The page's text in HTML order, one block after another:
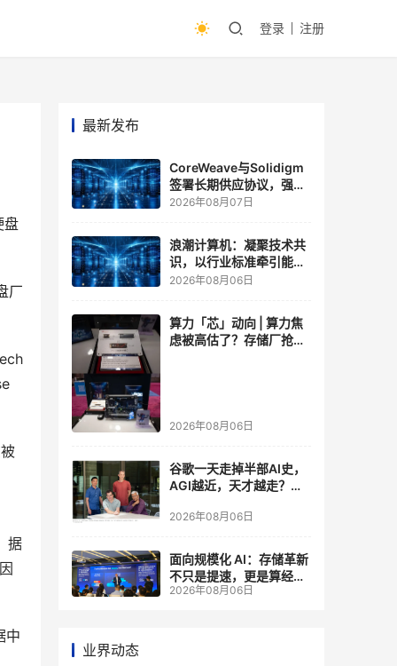
登录 注册
盘
厂
据
中
最新发布
CoreWeave与Solidigm
签署长期供应协议，强化
一体化人工智能云平台
2026年08月07日
浪潮计算机：凝聚技术共
识，以行业标准牵引能力
跃升
2026年08月06日
算力「芯」动向 | 算力焦
虑被高估了？存储厂抢了
2026年08月06日
谷歌一天走掉半部AI史，
AGI越近，天才越走？大
自己的研发节奏
2026年08月06日
面向规模化 AI：存储革新
不只是提速，更是算经济
账
2026年08月06日
业界动态